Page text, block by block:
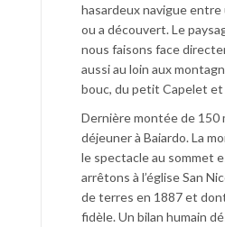
hasardeux navigue
ou a découvert. Le
nous faisons face
aussi au loin aux
bouc, du petit Capelet et
Dernière montée de 150
déjeuner à Baiardo. La
le spectacle au sommet
arrêtons à l’église San
de terres en 1887 et
fidèle. Un bilan humain